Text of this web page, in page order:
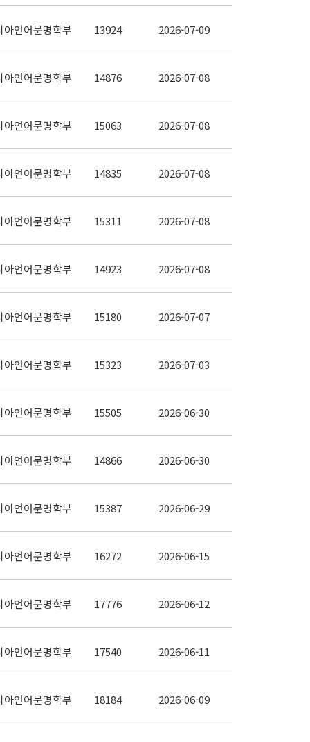
아언어문명학부 13924 2026-07-09
아언어문명학부 14876 2026-07-08
아언어문명학부 15063 2026-07-08
아언어문명학부 14835 2026-07-08
아언어문명학부 15311 2026-07-08
아언어문명학부 14923 2026-07-08
아언어문명학부 15180 2026-07-07
아언어문명학부 15323 2026-07-03
아언어문명학부 15505 2026-06-30
아언어문명학부 14866 2026-06-30
아언어문명학부 15387 2026-06-29
아언어문명학부 16272 2026-06-15
아언어문명학부 17776 2026-06-12
아언어문명학부 17540 2026-06-11
아언어문명학부 18184 2026-06-09